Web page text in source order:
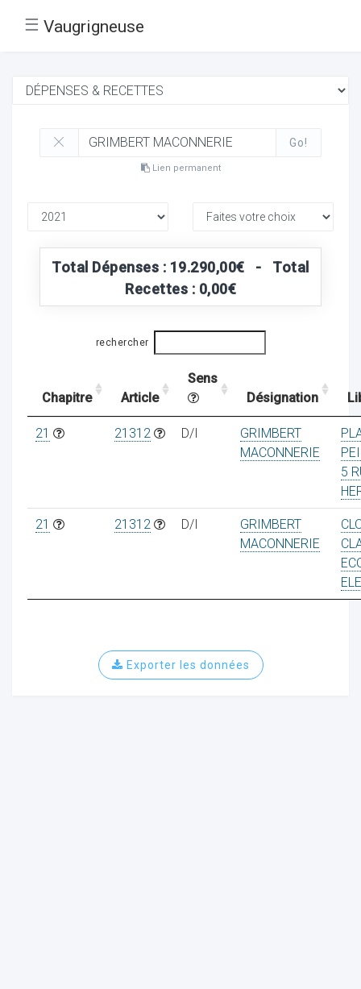
☰ Vaugrigneuse
Go!
Lien permanent
Total Dépenses : 19.290,00€ - Total
Recettes : 0,00€
rechercher
Chapitre Article
Sens
Désignation
21 21312 D/I
GRIMBERT
MACONNERIE
5
21 21312 D/I
GRIMBERT
MACONNERIE
Exporter les données